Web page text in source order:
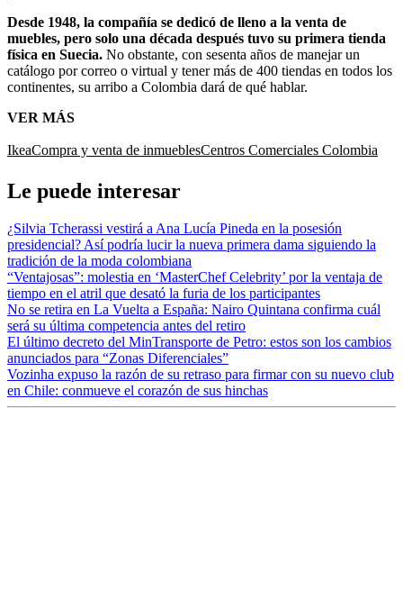
Desde 1948, la compañía se dedicó de lleno a la venta de
muebles, pero solo una década después tuvo su primera tienda
física en Suecia. No obstante, con sesenta años de manejar un
catálogo por correo o virtual y tener más de 400 tiendas en todos los
continentes, su arribo a Colombia dará de qué hablar.
VER MÁS
IkeaCompra y venta de inmueblesCentros Comerciales Colombia
Le puede interesar
¿Silvia Tcherassi vestirá a Ana Lucía Pineda en la posesión
presidencial? Así podría lucir la nueva primera dama siguiendo la
tradición de la moda colombiana
“Ventajosas”: molestia en ‘MasterChef Celebrity’ por la ventaja de
tiempo en el atril que desató la furia de los participantes
No se retira en La Vuelta a España: Nairo Quintana confirma cuál
será su última competencia antes del retiro
El último decreto del MinTransporte de Petro: estos son los cambios
anunciados para “Zonas Diferenciales”
Vozinha expuso la razón de su retraso para firmar con su nuevo club
en Chile: conmueve el corazón de sus hinchas